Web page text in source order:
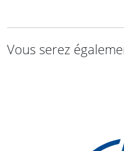
Vous serez